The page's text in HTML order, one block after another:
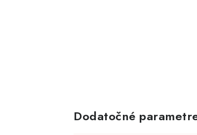
Dodatočné